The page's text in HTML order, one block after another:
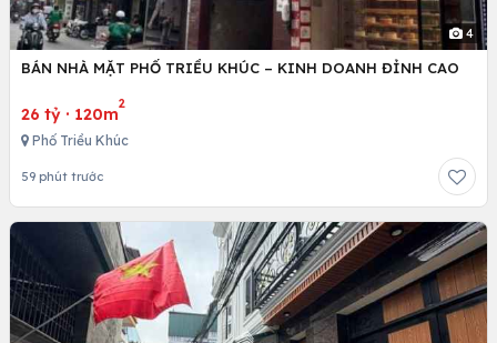
4
BÁN NHÀ MẶT PHỐ TRIỀU KHÚC – KINH DOANH ĐỈNH CAO
26 tỷ · 120m
2
Phố Triều Khúc
59 phút trước